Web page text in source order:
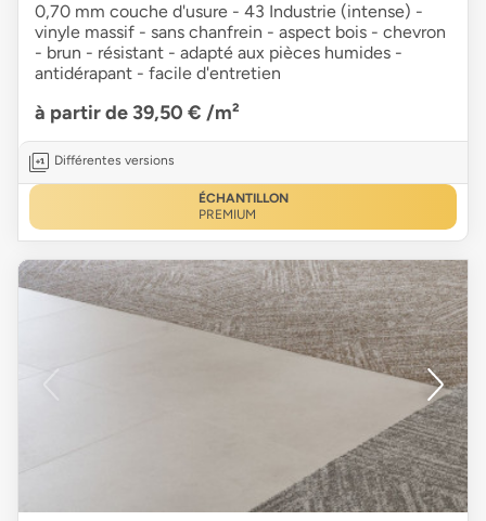
0,70 mm couche d'usure - 43 Industrie (intense) -
vinyle massif - sans chanfrein - aspect bois - chevron
- brun - résistant - adapté aux pièces humides -
antidérapant - facile d'entretien
à partir de 39,50 € /m²
Différentes versions
ÉCHANTILLON
PREMIUM